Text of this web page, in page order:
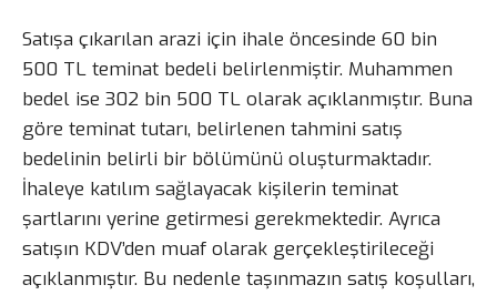
Satışa çıkarılan arazi için ihale öncesinde 60 bin
500 TL teminat bedeli belirlenmiştir. Muhammen
bedel ise 302 bin 500 TL olarak açıklanmıştır. Buna
göre teminat tutarı, belirlenen tahmini satış
bedelinin belirli bir bölümünü oluşturmaktadır.
İhaleye katılım sağlayacak kişilerin teminat
şartlarını yerine getirmesi gerekmektedir. Ayrıca
satışın KDV’den muaf olarak gerçekleştirileceği
açıklanmıştır. Bu nedenle taşınmazın satış koşulları,